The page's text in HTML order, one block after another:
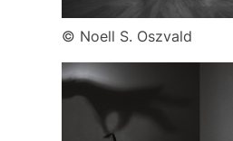
© Noell S. Oszvald